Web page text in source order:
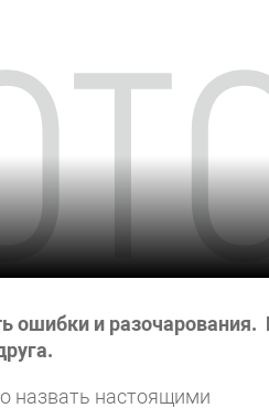
ошибки и разочарования.
назвать настоящими